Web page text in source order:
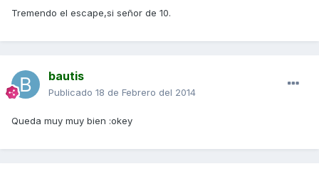
Tremendo el escape,si señor de 10.
bautis
Publicado 18 de Febrero del 2014
Queda muy muy bien :okey